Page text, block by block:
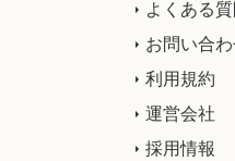
よくある
お問い合
利用規約
運営会社
採用情報